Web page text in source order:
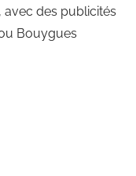
avec des publicités
Bouygues